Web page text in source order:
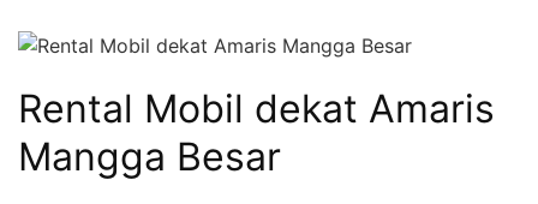
Rental Mobil dekat Amaris
Mangga Besar